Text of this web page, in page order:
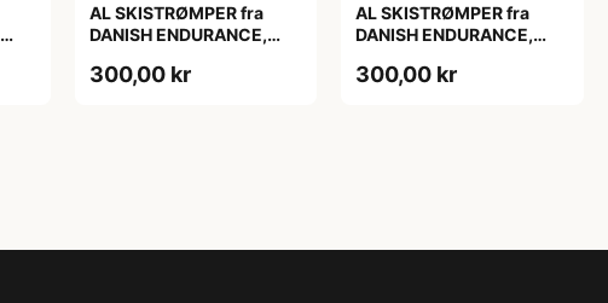
AL SKISTRØMPER fra
DANISH ENDURANCE,
300,00 kr
AL SKISTRØMPER fra
DANISH ENDURANCE,
300,00 kr